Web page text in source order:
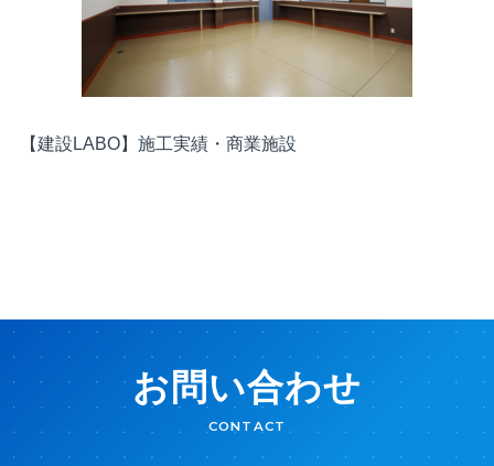
【建設LABO】施工実績・商業施設
お問い合わせ
CONTACT